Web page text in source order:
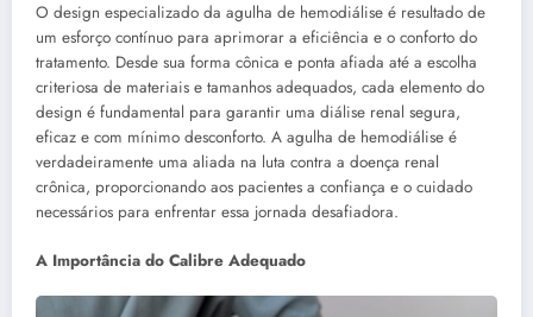
O design especializado da agulha de hemodiálise é resultado de
um esforço contínuo para aprimorar a eficiência e o conforto do
tratamento. Desde sua forma cônica e ponta afiada até a escolha
criteriosa de materiais e tamanhos adequados, cada elemento do
design é fundamental para garantir uma diálise renal segura,
eficaz e com mínimo desconforto. A agulha de hemodiálise é
verdadeiramente uma aliada na luta contra a doença renal
crônica, proporcionando aos pacientes a confiança e o cuidado
necessários para enfrentar essa jornada desafiadora.
A Importância do Calibre Adequado